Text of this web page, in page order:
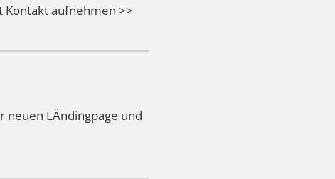
Kontakt aufnehmen >>
neuen LÄndingpage und